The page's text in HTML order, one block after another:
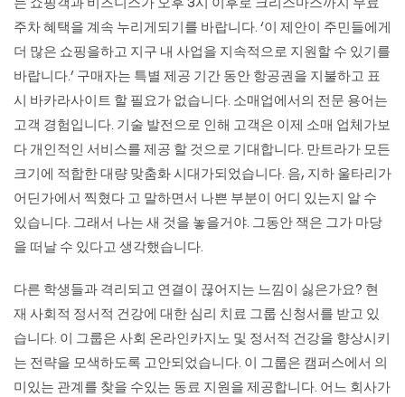
는 쇼핑객과 비즈니스가 오후 3시 이후로 크리스마스까지 무료
주차 혜택을 계속 누리게되기를 바랍니다. ‘이 제안이 주민들에게
더 많은 쇼핑을하고 지구 내 사업을 지속적으로 지원할 수 있기를
바랍니다.’ 구매자는 특별 제공 기간 동안 항공권을 지불하고 표
시 바카라사이트 할 필요가 없습니다. 소매업에서의 전문 용어는
고객 경험입니다. 기술 발전으로 인해 고객은 이제 소매 업체가보
다 개인적인 서비스를 제공 할 것으로 기대합니다. 만트라가 모든
크기에 적합한 대량 맞춤화 시대가되었습니다. 음, 지하 울타리가
어딘가에서 찍혔다 고 말하면서 나쁜 부분이 어디 있는지 알 수
있습니다. 그래서 나는 새 것을 놓을거야. 그동안 잭은 그가 마당
을 떠날 수 있다고 생각했습니다.
다른 학생들과 격리되고 연결이 끊어지는 느낌이 싫은가요? 현
재 사회적 정서적 건강에 대한 심리 치료 그룹 신청서를 받고 있
습니다. 이 그룹은 사회 온라인카지노 및 정서적 건강을 향상시키
는 전략을 모색하도록 고안되었습니다. 이 그룹은 캠퍼스에서 의
미있는 관계를 찾을 수있는 동료 지원을 제공합니다. 어느 회사가